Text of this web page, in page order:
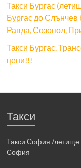
Такси Бургас
Бургас до Слънчев
Равда, Созопол,
Такси Бургас.
цени!!!
Такси
Такси София /летище
София